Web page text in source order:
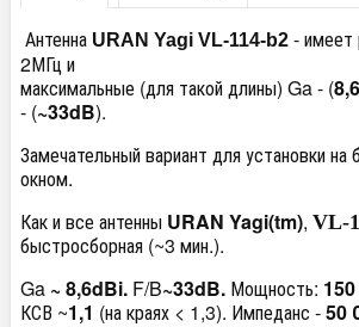
Антенна URAN Yagi VL-114-b2 - имеет
2МГц и
максимальные (для такой длины) Ga - (
- (~33dB).
Замечательный вариант для установки на
окном.
Как и все антенны URAN Yagi(tm), VL-
быстросборная (~3 мин.).
Ga ~ 8,6dBi. F/B~33dB. Мощность:
КСВ ~1,1 (на краях < 1,3). Импеданс -50